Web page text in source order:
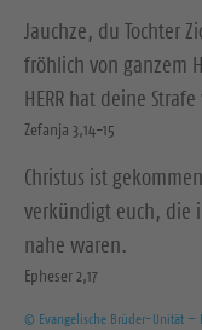
Jauchze, du Tochter
fröhlich von ganzem
HERR hat deine
Zefanja 3,14-15
Christus ist
verkündigt euch, die
nahe waren.
Epheser 2,17
© Evangelische Brüder-Unität –